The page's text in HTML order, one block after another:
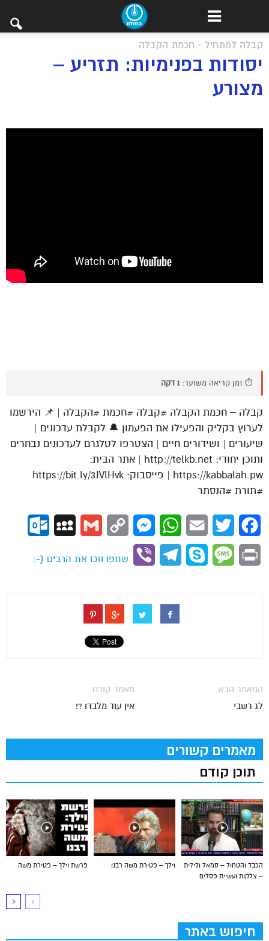
קבלה למתחיל - חכמת הקבלה
יסודות בפנימיות: תזריע –
מצורע
⏱️ זמן קריאה משוער: 1 דקה
קבלה – חכמת הקבלה #קבלה #חכמת #הקבלה | 📌 הירשמו
לערוץ בקליק והפעילו את הפעמון 🔔 לקבלת עדכונים |
שיעורים | ושידורים חיים | הצטרפו לטלגרם לעדכונים נבחרים
ותוכן יחודי: http://telkb.net | אתר הבית:
https://kabbalah.pw | פייסבוק: https://bit.ly/3JVlHvk
#תורת #הנסתר
Facebook
Twitter
Email
WhatsApp
Messenger
Copy
Gmail
MySpace
Print
Message
Skype
Telegram
Viber
שתפו וזכו את הרבים (-:
מאמר קודם
אין עוד מלבדו ?!
המאמר הבא
לג רשבי
מאמרים קשורים
תוכן קודם
פרשת וילך – פטירת משה וילך – פטירת משה רבנו
הכבד והטחול – סמאל ולילית
– צלקות ועשיית פסלים
חיפוש באתר